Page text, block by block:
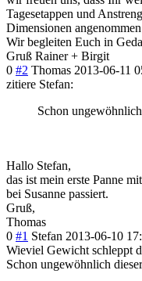
Tagesetappen und
Dimensionen
Wir begleiten Euch in
Gruß Rainer + Birgit
0 #2 Thomas 2013-06-11
zitiere Stefan:
Schon
Hallo Stefan,
das ist mein erste Panne
bei Susanne passiert.
Gruß,
Thomas
0 #1 Stefan 2013-06-10
Wieviel Gewicht schleppt
Schon ungewöhnlich